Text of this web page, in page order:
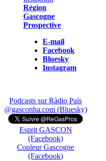
Région
Gascogne
Prospective
E-mail
Facebook
Bluesky
Instagram
Podcasts sur Ràdio País
@gasconha.com (Bluesky)
Esprit GASCON
(Facebook)
Couleur Gascogne
(Facebook)